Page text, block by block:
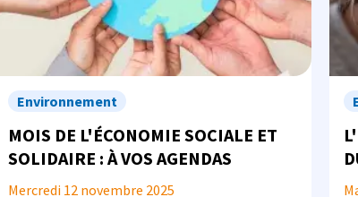
Environnement
MOIS DE L'ÉCONOMIE SOCIALE ET
SOLIDAIRE : À VOS AGENDAS
Mercredi 12 novembre 2025